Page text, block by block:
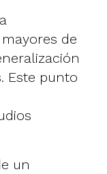
de
Este punto
un